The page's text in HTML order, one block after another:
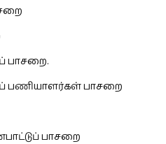
பாசறை.
பணியாளர்கள் பாசறை
பாசறை